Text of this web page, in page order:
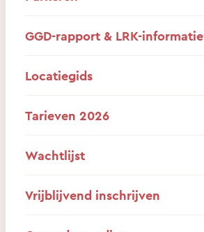
GGD-rapport & LRK-informatie
Locatiegids
Tarieven 2026
Wachtlijst
Vrijblijvend inschrijven